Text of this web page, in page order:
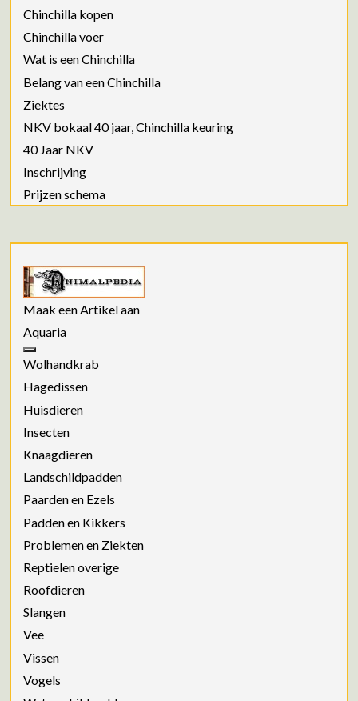
Chinchilla kopen
Chinchilla voer
Wat is een Chinchilla
Belang van een Chinchilla
Ziektes
NKV bokaal 40 jaar, Chinchilla keuring
40 Jaar NKV
Inschrijving
Prijzen schema
Maak een Artikel aan
Aquaria
Wolhandkrab
Hagedissen
Huisdieren
Insecten
Knaagdieren
Landschildpadden
Paarden en Ezels
Padden en Kikkers
Problemen en Ziekten
Reptielen overige
Roofdieren
Slangen
Vee
Vissen
Vogels